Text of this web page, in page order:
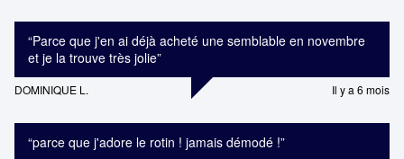
“Parce que j'en ai déjà acheté une semblable en novembre
et je la trouve très jolie”
DOMINIQUE L. Il y a 6 mois
“parce que j'adore le rotin ! jamais démodé !”